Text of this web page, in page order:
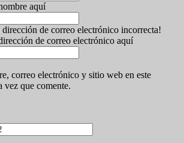
aquí
de correo electrónico incorrecta!
de correo electrónico aquí
correo electrónico y sitio web en este
vez que comente.